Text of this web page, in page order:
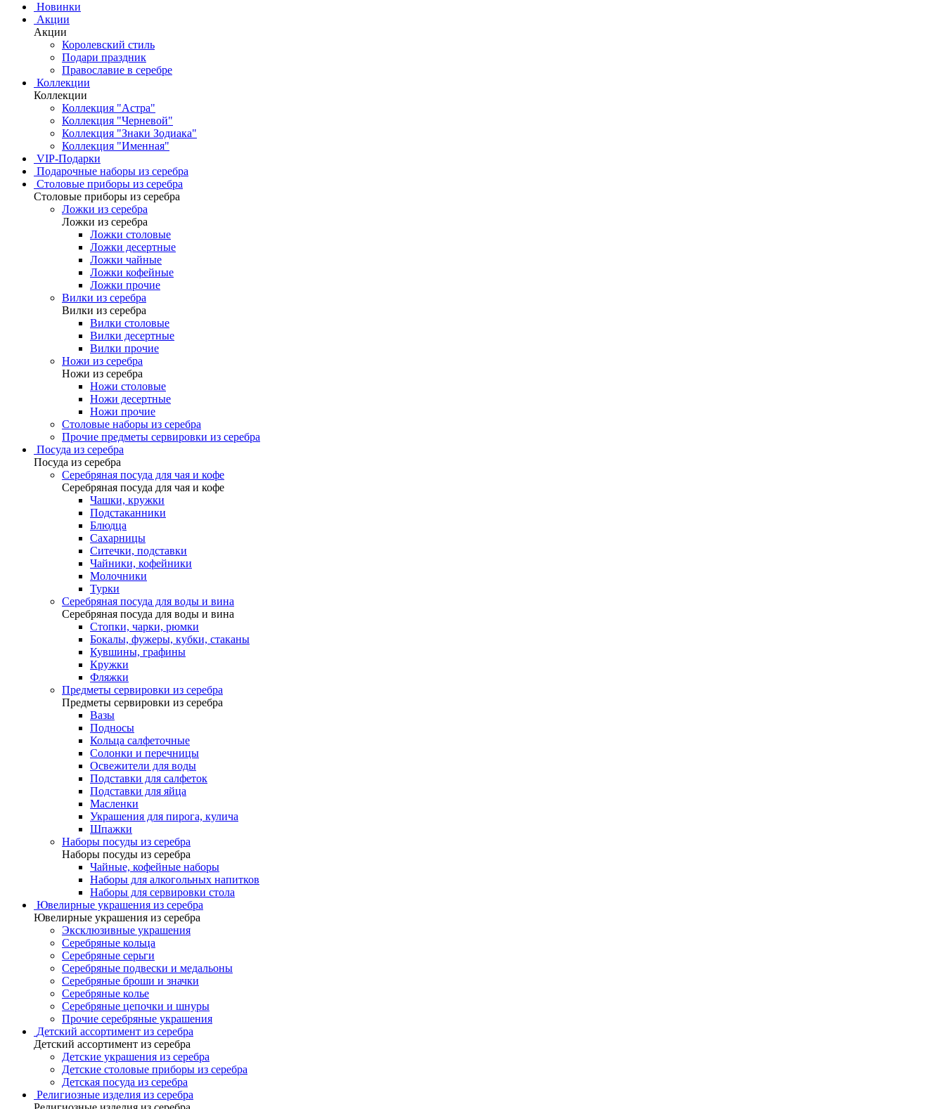
Новинки
Акции
Акции
Королевский стиль
Подари праздник
Православие в серебре
Коллекции
Коллекции
Коллекция "Астра"
Коллекция "Черневой"
Коллекция "Знаки Зодиака"
Коллекция "Именная"
VIP-Подарки
Подарочные наборы из серебра
Столовые приборы из серебра
Столовые приборы из серебра
Ложки из серебра
Ложки из серебра
Ложки столовые
Ложки десертные
Ложки чайные
Ложки кофейные
Ложки прочие
Вилки из серебра
Вилки из серебра
Вилки столовые
Вилки десертные
Вилки прочие
Ножи из серебра
Ножи из серебра
Ножи столовые
Ножи десертные
Ножи прочие
Столовые наборы из серебра
Прочие предметы сервировки из серебра
Посуда из серебра
Посуда из серебра
Серебряная посуда для чая и кофе
Серебряная посуда для чая и кофе
Чашки, кружки
Подстаканники
Блюдца
Сахарницы
Ситечки, подставки
Чайники, кофейники
Молочники
Турки
Серебряная посуда для воды и вина
Серебряная посуда для воды и вина
Стопки, чарки, рюмки
Бокалы, фужеры, кубки, стаканы
Кувшины, графины
Кружки
Фляжки
Предметы сервировки из серебра
Предметы сервировки из серебра
Вазы
Подносы
Кольца салфеточные
Солонки и перечницы
Освежители для воды
Подставки для салфеток
Подставки для яйца
Масленки
Украшения для пирога, кулича
Шпажки
Наборы посуды из серебра
Наборы посуды из серебра
Чайные, кофейные наборы
Наборы для алкогольных напитков
Наборы для сервировки стола
Ювелирные украшения из серебра
Ювелирные украшения из серебра
Эксклюзивные украшения
Серебряные кольца
Серебряные серьги
Серебряные подвески и медальоны
Серебряные броши и значки
Серебряные колье
Серебряные цепочки и шнуры
Прочие серебряные украшения
Детский ассортимент из серебра
Детский ассортимент из серебра
Детские украшения из серебра
Детские столовые приборы из серебра
Детская посуда из серебра
Религиозные изделия из серебра